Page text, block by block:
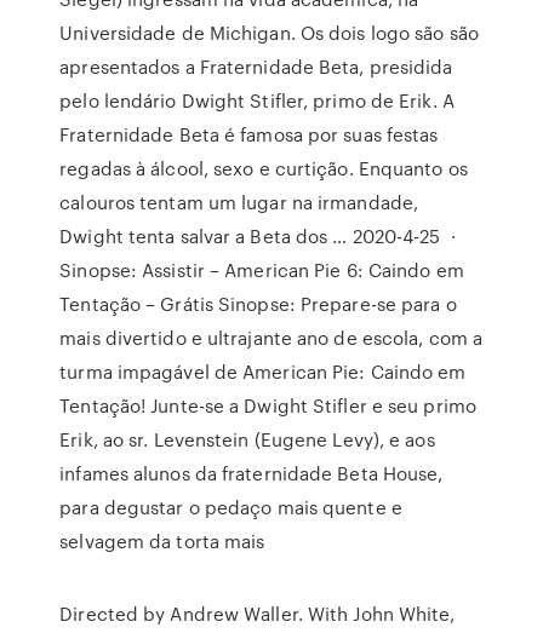
Universidade de Michigan. Os dois logo são são
apresentados a Fraternidade Beta, presidida
pelo lendário Dwight Stifler, primo de Erik. A
Fraternidade Beta é famosa por suas festas
regadas à álcool, sexo e curtição. Enquanto os
calouros tentam um lugar na irmandade,
Dwight tenta salvar a Beta dos … 2020-4-25 ·
Sinopse: Assistir – American Pie 6: Caindo em
Tentação – Grátis Sinopse: Prepare-se para o
mais divertido e ultrajante ano de escola, com a
turma impagável de American Pie: Caindo em
Tentação! Junte-se a Dwight Stifler e seu primo
Erik, ao sr. Levenstein (Eugene Levy), e aos
infames alunos da fraternidade Beta House,
para degustar o pedaço mais quente e
selvagem da torta mais
Directed by Andrew Waller. With John White,